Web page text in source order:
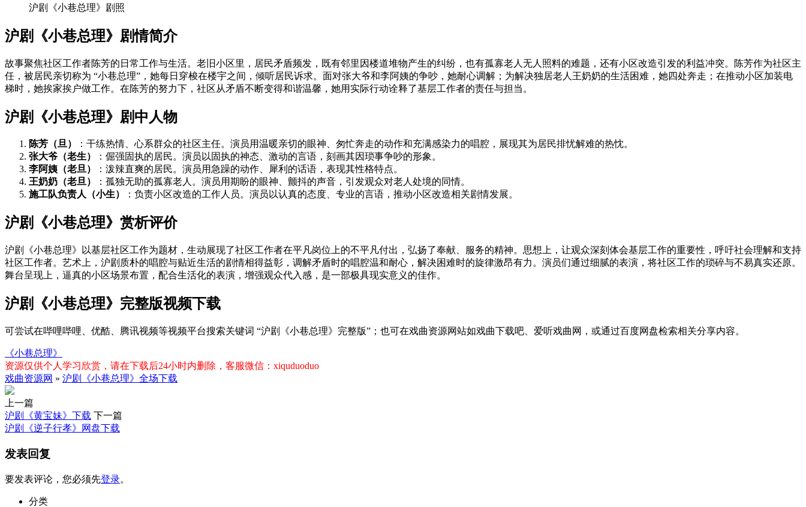
沪剧《小巷总理》剧照
沪剧《小巷总理》剧情简介
故事聚焦社区工作者陈芳的日常工作与生活。老旧小区里，居民矛盾频发，既有邻里因楼道堆物产生的纠纷，也有孤寡老人无人照料的难题，还有小区改造引发的利益冲突。陈芳作为社区主
任，被居民亲切称为 “小巷总理”，她每日穿梭在楼宇之间，倾听居民诉求。面对张大爷和李阿姨的争吵，她耐心调解；为解决独居老人王奶奶的生活困难，她四处奔走；在推动小区加装电
梯时，她挨家挨户做工作。在陈芳的努力下，社区从矛盾不断变得和谐温馨，她用实际行动诠释了基层工作者的责任与担当。
沪剧《小巷总理》剧中人物
陈芳（旦）
：干练热情、心系群众的社区主任。演员用温暖亲切的眼神、匆忙奔走的动作和充满感染力的唱腔，展现其为居民排忧解难的热忱。
张大爷（老生）
：倔强固执的居民。演员以固执的神态、激动的言语，刻画其因琐事争吵的形象。
李阿姨（老旦）
：泼辣直爽的居民。演员用急躁的动作、犀利的话语，表现其性格特点。
王奶奶（老旦）
：孤独无助的孤寡老人。演员用期盼的眼神、颤抖的声音，引发观众对老人处境的同情。
施工队负责人（小生）
：负责小区改造的工作人员。演员以认真的态度、专业的言语，推动小区改造相关剧情发展。
沪剧《小巷总理》赏析评价
沪剧《小巷总理》以基层社区工作为题材，生动展现了社区工作者在平凡岗位上的不平凡付出，弘扬了奉献、服务的精神。思想上，让观众深刻体会基层工作的重要性，呼吁社会理解和支持
社区工作者。艺术上，沪剧质朴的唱腔与贴近生活的剧情相得益彰，调解矛盾时的唱腔温和耐心，解决困难时的旋律激昂有力。演员们通过细腻的表演，将社区工作的琐碎与不易真实还原。
舞台呈现上，逼真的小区场景布置，配合生活化的表演，增强观众代入感，是一部极具现实意义的佳作。
沪剧《小巷总理》完整版视频下载
可尝试在哔哩哔哩、优酷、腾讯视频等视频平台搜索关键词 “沪剧《小巷总理》完整版”；也可在戏曲资源网站如戏曲下载吧、爱听戏曲网，或通过百度网盘检索相关分享内容。
《小巷总理》
资源仅供个人学习欣赏，请在下载后24小时内删除，客服微信：xiquduoduo
戏曲资源网 » 沪剧《小巷总理》全场下载
上一篇
沪剧《黄宝妹》下载 下一篇
沪剧《逆子行孝》网盘下载
发表回复
要发表评论，您必须先登录。
分类